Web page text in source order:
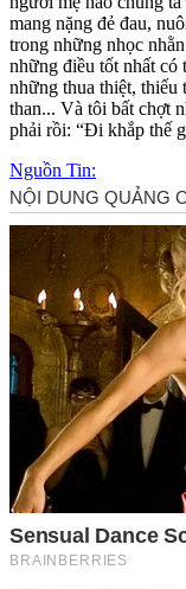
mang nặng đẻ đau,
trong những nhọc
những điều tốt nhất có
những thua thiệt, thiếu
than... Và tôi bất chợt
phải rồi: “Đi khắp thế
Nguồn Tin: